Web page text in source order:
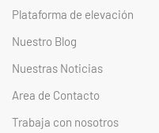
Plataforma de elevación
Nuestro Blog
Nuestras Noticias
Area de Contacto
Trabaja con nosotros